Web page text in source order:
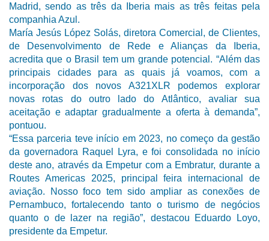
Madrid, sendo as três da Iberia mais as três feitas pela
companhia Azul.
María Jesús López Solás, diretora Comercial, de Clientes,
de Desenvolvimento de Rede e Alianças da Iberia,
acredita que o Brasil tem um grande potencial. “Além das
principais cidades para as quais já voamos, com a
incorporação dos novos A321XLR podemos explorar
novas rotas do outro lado do Atlântico, avaliar sua
aceitação e adaptar gradualmente a oferta à demanda”,
pontuou.
“Essa parceria teve início em 2023, no começo da gestão
da governadora Raquel Lyra, e foi consolidada no início
deste ano, através da Empetur com a Embratur, durante a
Routes Americas 2025, principal feira internacional de
aviação. Nosso foco tem sido ampliar as conexões de
Pernambuco, fortalecendo tanto o turismo de negócios
quanto o de lazer na região”, destacou Eduardo Loyo,
presidente da Empetur.